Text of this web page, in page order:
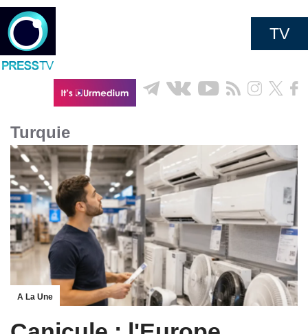
TV
Turquie
A La Une